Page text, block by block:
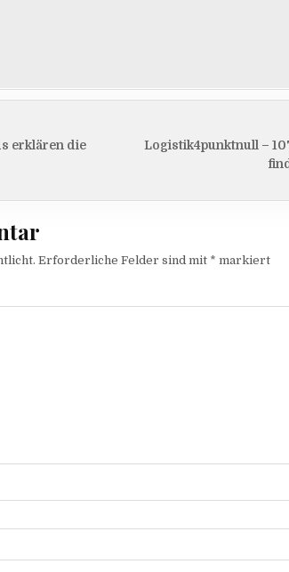
Logistik4punktnull –
erklären die
Erforderliche Felder sind mit * markiert